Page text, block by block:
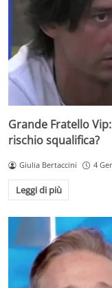
Grande Fratello
rischio squalifica?
Giulia Bertaccini 4
Leggi di più